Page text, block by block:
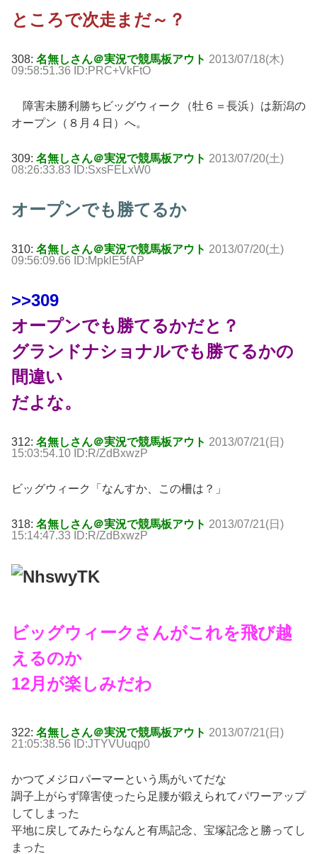
ところで次走まだ～？
308: 名無しさん＠実況で競馬板アウト 2013/07/18(木)
09:58:51.36 ID:PRC+VkFtO
障害未勝利勝ちビッグウィーク（牡６＝長浜）は新潟の
オープン（８月４日）へ。
309: 名無しさん＠実況で競馬板アウト 2013/07/20(土)
08:26:33.83 ID:SxsFELxW0
オープンでも勝てるか
310: 名無しさん＠実況で競馬板アウト 2013/07/20(土)
09:56:09.66 ID:MpklE5fAP
>>309
オープンでも勝てるかだと？
グランドナショナルでも勝てるかの
間違い
だよな。
312: 名無しさん＠実況で競馬板アウト 2013/07/21(日)
15:03:54.10 ID:R/ZdBxwzP
ビッグウィーク「なんすか、この柵は？」
318: 名無しさん＠実況で競馬板アウト 2013/07/21(日)
15:14:47.33 ID:R/ZdBxwzP
ビッグウィークさんがこれを飛び越
えるのか
12月が楽しみだわ
322: 名無しさん＠実況で競馬板アウト 2013/07/21(日)
21:05:38.56 ID:JTYVUuqp0
かつてメジロパーマーという馬がいてだな
調子上がらず障害使ったら足腰が鍛えられてパワーアップ
してしまった
平地に戻してみたらなんと有馬記念、宝塚記念と勝ってし
まった